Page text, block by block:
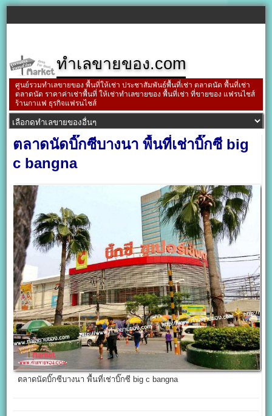
ทำเลขายของ.com
ศูนย์รวมทำเลขายของ พื้นที่ให้เช่า ประชาสัมพันธ์พื้นที่เช่า ตลาดนัด พื้นที่เช่า
ตลาดนัด ราคาค่าเช่าพื้นที่ ให้เช่าทำเลขายของ พื้นที่เช่า ที่ขายของ แฟรนไชส์
ร้านกาแฟ ธุรกิจแฟรนไชส์
ตลาดนัดบิ๊กซีบางนา พื้นที่เช่าบิ๊กซี big
c bangna
ตลาดนัดบิ๊กซีบางนา พื้นที่เช่าบิ๊กซี big c bangna